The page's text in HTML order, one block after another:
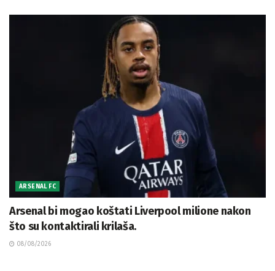
ARSENAL FC
Arsenal bi mogao koštati Liverpool milione nakon
što su kontaktirali krilaša.
08/08/2026